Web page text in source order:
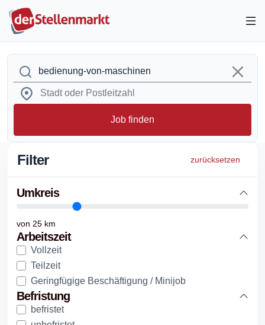
Job finden
Filter zurücksetzen
Umkreis
von 25 km
Arbeitszeit
Vollzeit
Teilzeit
Geringfügige Beschäftigung / Minijob
Befristung
befristet